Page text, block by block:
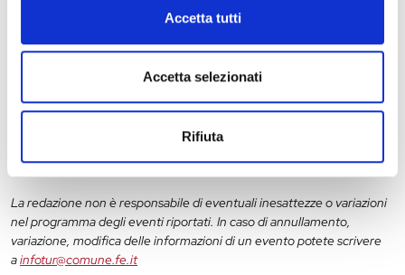
Accetta tutti
Accetta selezionati
Rifiuta
12 13 14
La redazione non è responsabile di eventuali inesattezze o variazioni
nel programma degli eventi riportati. In caso di annullamento,
variazione, modifica delle informazioni di un evento potete scrivere
ainfotur@comune.fe.it